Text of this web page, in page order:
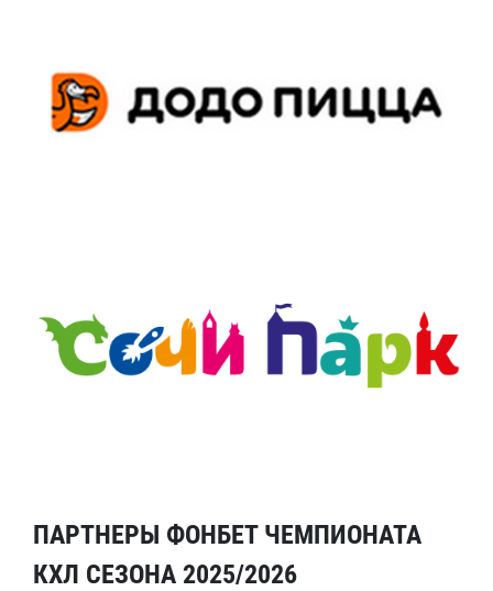
ПАРТНЕРЫ ФОНБЕТ ЧЕМПИОНАТА
КХЛ СЕЗОНА 2025/2026